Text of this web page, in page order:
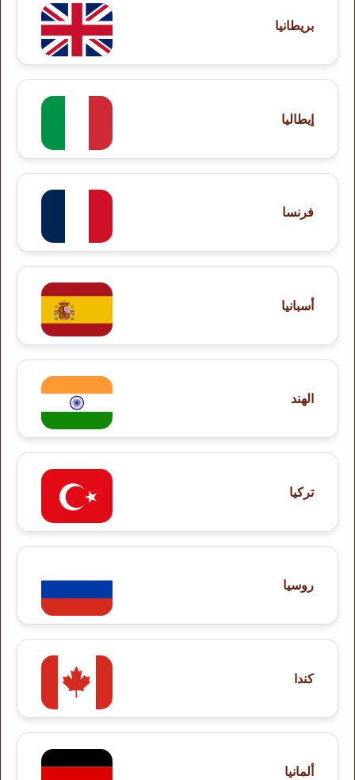
بريطانيا
إيطاليا
فرنسا
أسبانيا
الهند
تركيا
روسيا
كندا
ألمانيا